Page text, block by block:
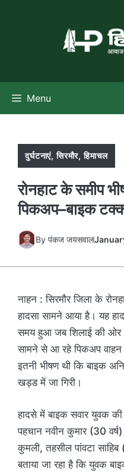
Menu
दुर्घटनाएं,सिरमौर,हिमाचल
रोनहाट के समीप
पिकअप–बाइक
By पंकज जयसवाल
नाहन : सिरमौर जिला के
हादसा सामने आया है। यह
समय हुआ जब शिलाई की ओर
सामने से आ रहे पिकअप
इतनी भीषण थी कि बाइक
खड्ड में जा गिरी।
हादसे में बाइक सवार युवक
पहचान नवीन कुमार (30 वर्ष)
कुमली, तहसील पांवटा
बताया जा रहा है कि युवक